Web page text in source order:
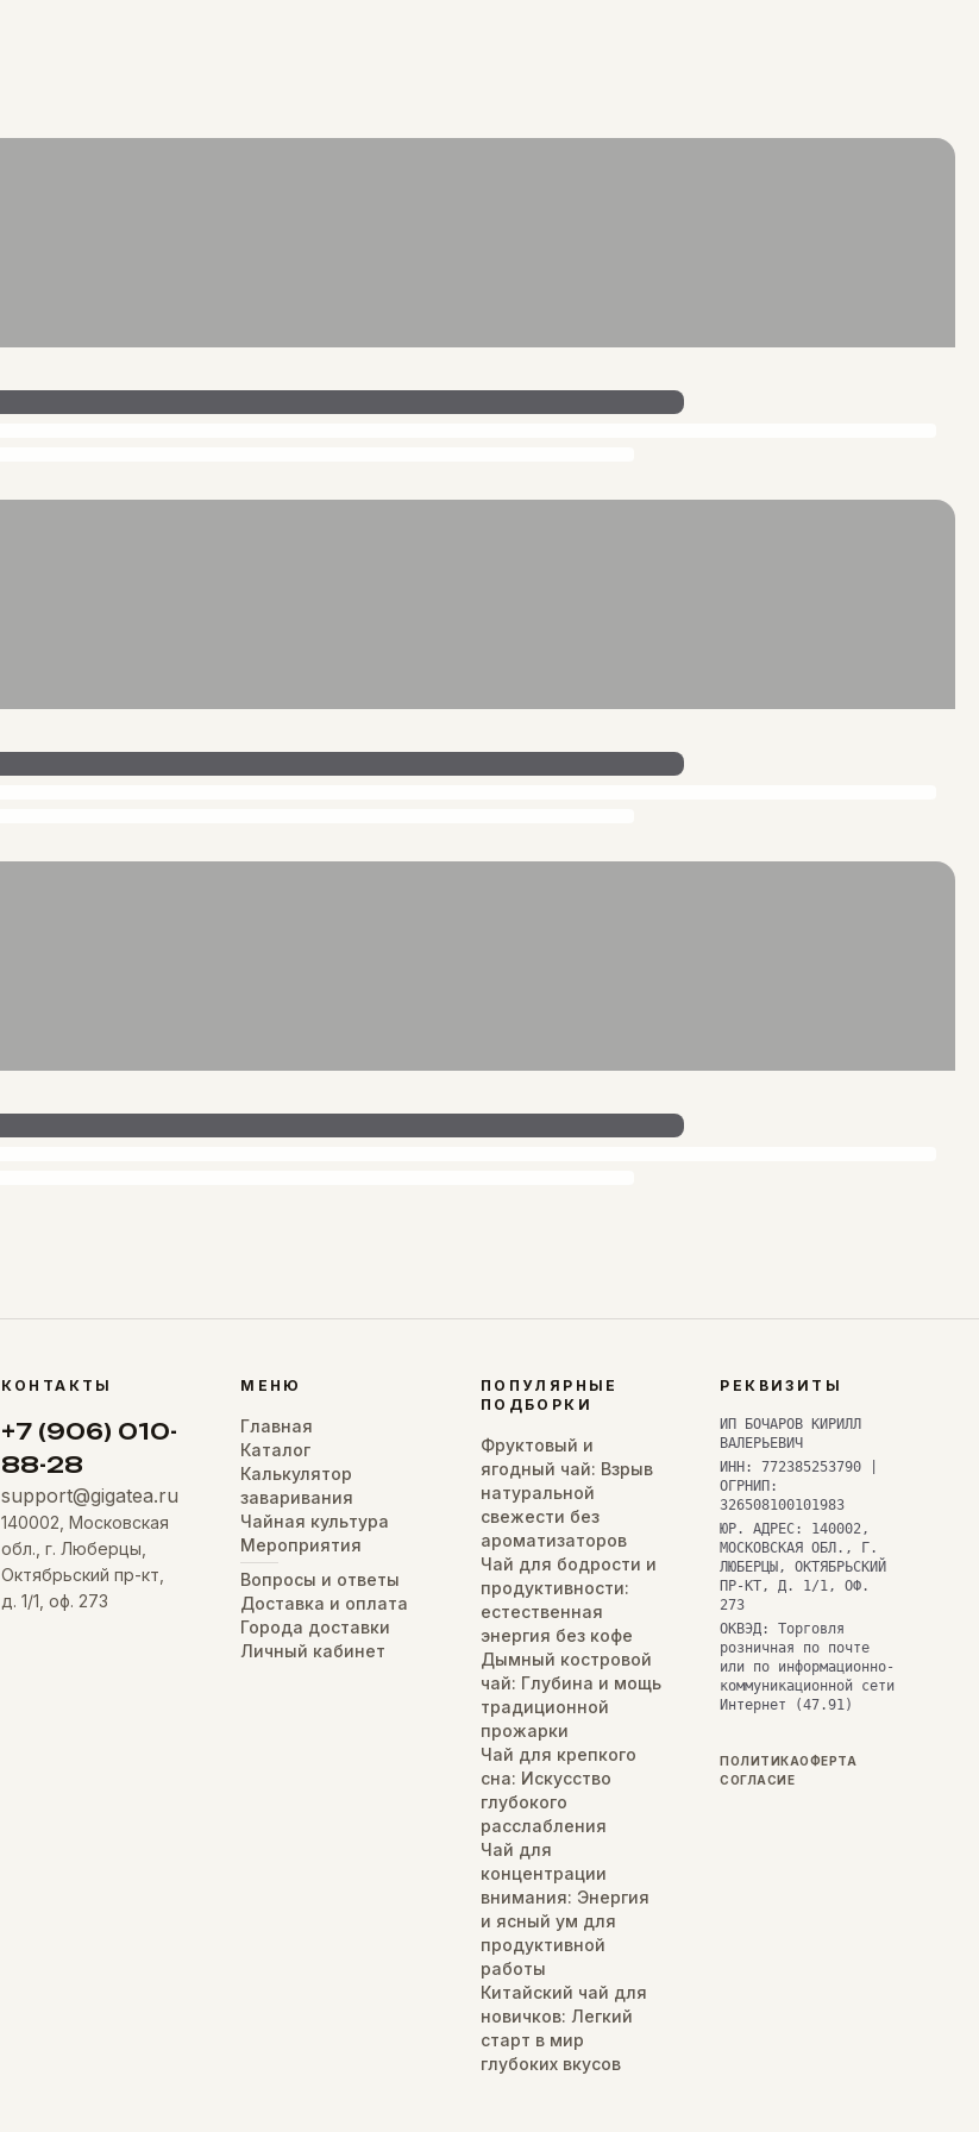
КОНТАКТЫ
+7 (906) 010-
88-28
support@gigatea.ru
140002, Московская
обл., г. Люберцы,
Октябрьский пр-кт,
д. 1/1, оф. 273
МЕНЮ
Главная
Каталог
Калькулятор
заваривания
Чайная культура
Мероприятия
Вопросы и ответы
Доставка и оплата
Города доставки
Личный кабинет
ПОПУЛЯРНЫЕ
ПОДБОРКИ
Фруктовый и
ягодный чай: Взрыв
натуральной
свежести без
ароматизаторов
Чай для бодрости и
продуктивности:
естественная
энергия без кофе
Дымный костровой
чай: Глубина и мощь
традиционной
прожарки
Чай для крепкого
сна: Искусство
глубокого
расслабления
Чай для
концентрации
внимания: Энергия
и ясный ум для
продуктивной
работы
Китайский чай для
новичков: Легкий
старт в мир
глубоких вкусов
РЕКВИЗИТЫ
ИП БОЧАРОВ КИРИЛЛ
ВАЛЕРЬЕВИЧ
ИНН: 772385253790 |
ОГРНИП:
326508100101983
ЮР. АДРЕС: 140002,
МОСКОВСКАЯ ОБЛ., Г.
ЛЮБЕРЦЫ, ОКТЯБРЬСКИЙ
ПР-КТ, Д. 1/1, ОФ.
273
ОКВЭД: Торговля
розничная по почте
или по информационно-
коммуникационной сети
Интернет (47.91)
ПОЛИТИКАОФЕРТА
СОГЛАСИЕ